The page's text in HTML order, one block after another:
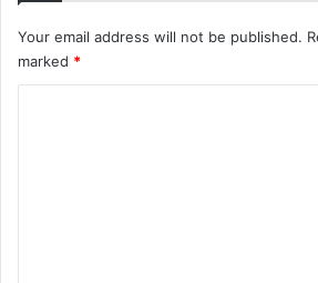
Your email address will not be published.
marked *